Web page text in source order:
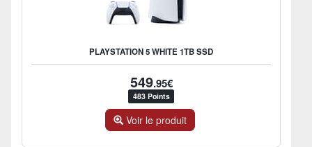
PLAYSTATION 5 WHITE 1TB SSD
549.95€
483 Points
Voir le produit